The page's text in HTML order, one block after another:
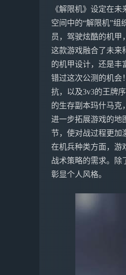
《解限机》设定在
空间中的“解限机”组
员，驾驶炫酷的机甲
这款游戏融合了未来
的机甲设计，还是丰
错过这次公测的机会
抗，以及3v3的王牌
的生存副本玛什马克
进一步拓展游戏的地
节，使对战过程更加
在机兵种类方面，游
战术策略的需求。除
彰显个人风格。